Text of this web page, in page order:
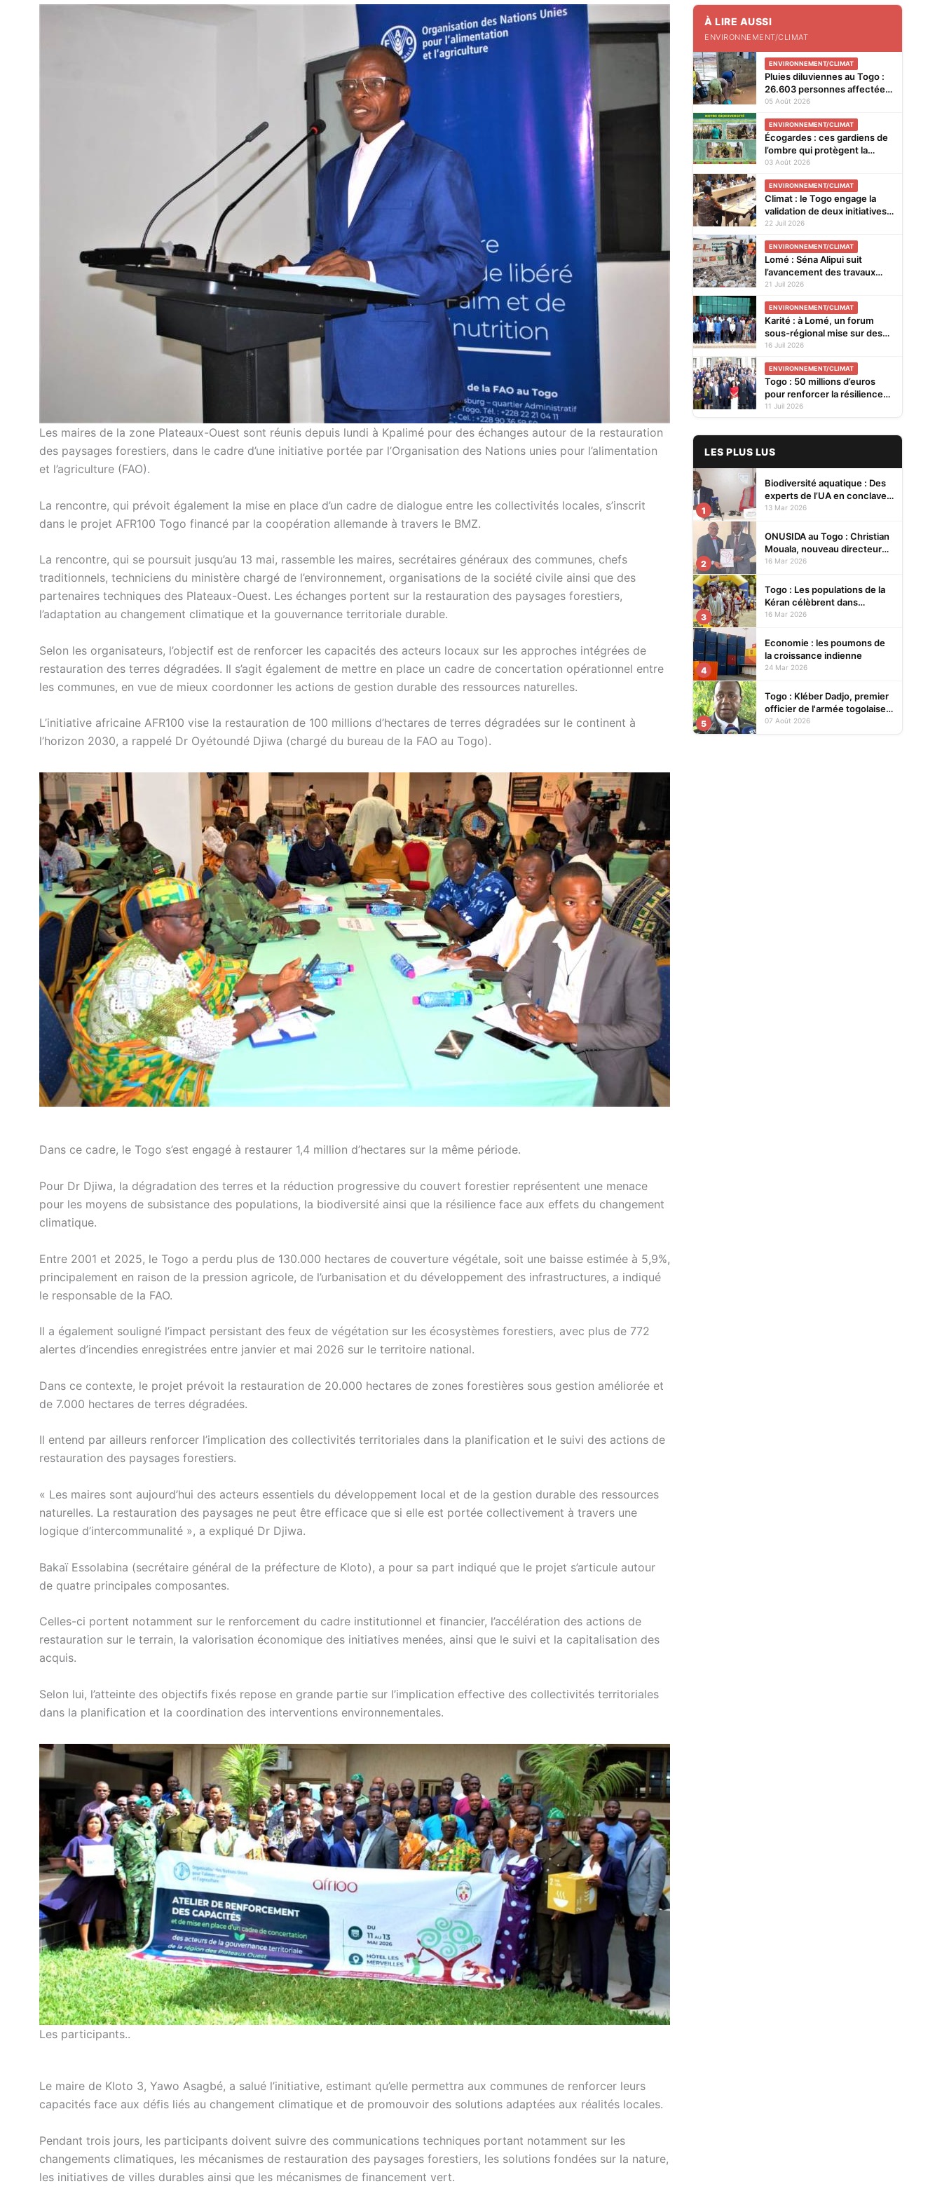
Les maires de la zone Plateaux-Ouest sont réunis depuis lundi à Kpalimé pour des échanges autour de la restauration
des paysages forestiers, dans le cadre d’une initiative portée par l’Organisation des Nations unies pour l’alimentation
et l’agriculture (FAO).
La rencontre, qui prévoit également la mise en place d’un cadre de dialogue entre les collectivités locales, s’inscrit
dans le projet AFR100 Togo financé par la coopération allemande à travers le BMZ.
La rencontre, qui se poursuit jusqu’au 13 mai, rassemble les maires, secrétaires généraux des communes, chefs
traditionnels, techniciens du ministère chargé de l’environnement, organisations de la société civile ainsi que des
partenaires techniques des Plateaux-Ouest. Les échanges portent sur la restauration des paysages forestiers,
l’adaptation au changement climatique et la gouvernance territoriale durable.
Selon les organisateurs, l’objectif est de renforcer les capacités des acteurs locaux sur les approches intégrées de
restauration des terres dégradées. Il s’agit également de mettre en place un cadre de concertation opérationnel entre
les communes, en vue de mieux coordonner les actions de gestion durable des ressources naturelles.
L’initiative africaine AFR100 vise la restauration de 100 millions d’hectares de terres dégradées sur le continent à
l’horizon 2030, a rappelé Dr Oyétoundé Djiwa (chargé du bureau de la FAO au Togo).
Dans ce cadre, le Togo s’est engagé à restaurer 1,4 million d’hectares sur la même période.
Pour Dr Djiwa, la dégradation des terres et la réduction progressive du couvert forestier représentent une menace
pour les moyens de subsistance des populations, la biodiversité ainsi que la résilience face aux effets du changement
climatique.
Entre 2001 et 2025, le Togo a perdu plus de 130.000 hectares de couverture végétale, soit une baisse estimée à 5,9%,
principalement en raison de la pression agricole, de l’urbanisation et du développement des infrastructures, a indiqué
le responsable de la FAO.
Il a également souligné l’impact persistant des feux de végétation sur les écosystèmes forestiers, avec plus de 772
alertes d’incendies enregistrées entre janvier et mai 2026 sur le territoire national.
Dans ce contexte, le projet prévoit la restauration de 20.000 hectares de zones forestières sous gestion améliorée et
de 7.000 hectares de terres dégradées.
Il entend par ailleurs renforcer l’implication des collectivités territoriales dans la planification et le suivi des actions de
restauration des paysages forestiers.
« Les maires sont aujourd’hui des acteurs essentiels du développement local et de la gestion durable des ressources
naturelles. La restauration des paysages ne peut être efficace que si elle est portée collectivement à travers une
logique d’intercommunalité », a expliqué Dr Djiwa.
Bakaï Essolabina (secrétaire général de la préfecture de Kloto), a pour sa part indiqué que le projet s’articule autour
de quatre principales composantes.
Celles-ci portent notamment sur le renforcement du cadre institutionnel et financier, l’accélération des actions de
restauration sur le terrain, la valorisation économique des initiatives menées, ainsi que le suivi et la capitalisation des
acquis.
Selon lui, l’atteinte des objectifs fixés repose en grande partie sur l’implication effective des collectivités territoriales
dans la planification et la coordination des interventions environnementales.
Les participants..
Le maire de Kloto 3, Yawo Asagbé, a salué l’initiative, estimant qu’elle permettra aux communes de renforcer leurs
capacités face aux défis liés au changement climatique et de promouvoir des solutions adaptées aux réalités locales.
Pendant trois jours, les participants doivent suivre des communications techniques portant notamment sur les
changements climatiques, les mécanismes de restauration des paysages forestiers, les solutions fondées sur la nature,
les initiatives de villes durables ainsi que les mécanismes de financement vert.
À LIRE AUSSI
ENVIRONNEMENT/CLIMAT
ENVIRONNEMENT/CLIMAT
Pluies diluviennes au Togo :
26.603 personnes affectées,
l’aide d’urgence chiffrée à
05 Août 2026
ENVIRONNEMENT/CLIMAT
Écogardes : ces gardiens de
l’ombre qui protègent la
biodiversité du Togo
03 Août 2026
ENVIRONNEMENT/CLIMAT
Climat : le Togo engage la
validation de deux initiatives
pour renforcer sa résilience
verts
22 Juil 2026
ENVIRONNEMENT/CLIMAT
Lomé : Séna Alipui suit
l’avancement des travaux
d’assainissement après les
21 Juil 2026
ENVIRONNEMENT/CLIMAT
Karité : à Lomé, un forum
sous-régional mise sur des
plants améliorés pour
climatique
16 Juil 2026
ENVIRONNEMENT/CLIMAT
Togo : 50 millions d’euros
pour renforcer la résilience
du système de santé face au
11 Juil 2026
LES PLUS LUS
1
Biodiversité aquatique : Des
experts de l’UA en conclave à
Lomé pour renforcer la
13 Mar 2026
2
ONUSIDA au Togo : Christian
Mouala, nouveau directeur
pays
16 Mar 2026
3
Togo : Les populations de la
Kéran célèbrent dans
l’allégresse Tislim-Difoini,
16 Mar 2026
4
Economie : les poumons de
la croissance indienne
24 Mar 2026
5
Togo : Kléber Dadjo, premier
officier de l'armée togolaise
devenu chef de l'État, au
07 Août 2026